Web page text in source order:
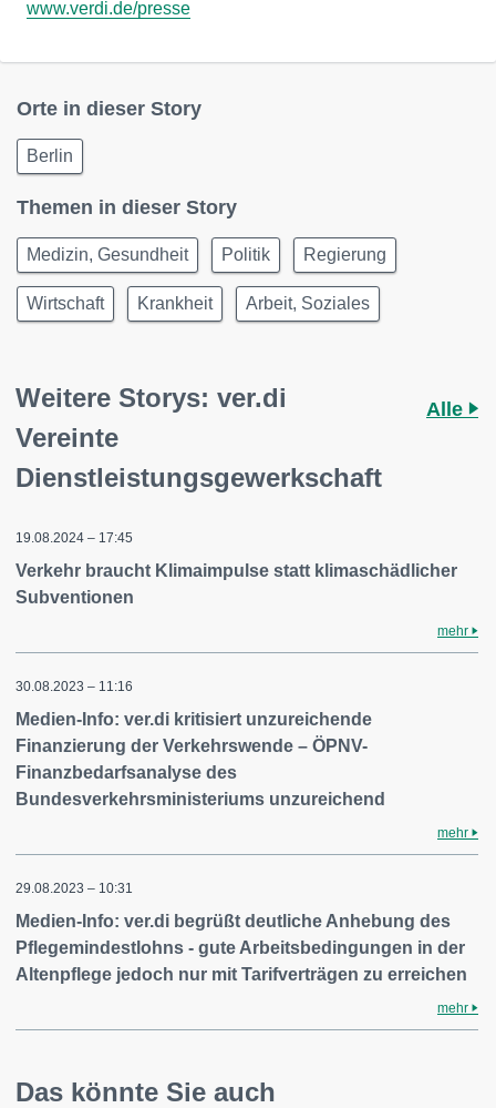
www.verdi.de/presse
Orte in dieser Story
Berlin
Themen in dieser Story
Medizin, Gesundheit Politik Regierung
Wirtschaft Krankheit Arbeit, Soziales
Weitere Storys: ver.di
Vereinte
Dienstleistungsgewerkschaft
Alle
19.08.2024 – 17:45
Verkehr braucht Klimaimpulse statt klimaschädlicher
Subventionen
mehr
30.08.2023 – 11:16
Medien-Info: ver.di kritisiert unzureichende
Finanzierung der Verkehrswende – ÖPNV-
Finanzbedarfsanalyse des
Bundesverkehrsministeriums unzureichend
mehr
29.08.2023 – 10:31
Medien-Info: ver.di begrüßt deutliche Anhebung des
Pflegemindestlohns - gute Arbeitsbedingungen in der
Altenpflege jedoch nur mit Tarifverträgen zu erreichen
mehr
Das könnte Sie auch